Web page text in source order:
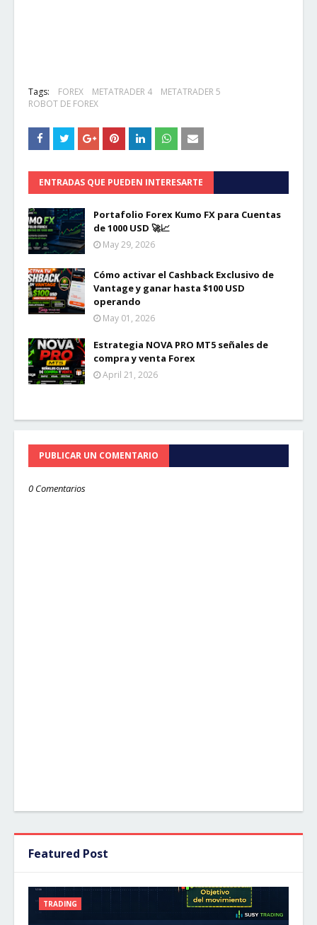
Tags: FOREX METATRADER 4
METATRADER 5
ROBOT DE FOREX
ENTRADAS QUE PUEDEN INTERESARTE
Portafolio Forex Kumo FX para Cuentas
de 1000 USD 🚀📈
May 29, 2026
Cómo activar el Cashback Exclusivo de
Vantage y ganar hasta $100 USD
operando
May 01, 2026
Estrategia NOVA PRO MT5 señales de
compra y venta Forex
April 21, 2026
PUBLICAR UN COMENTARIO
0 Comentarios
Featured Post
TRADING